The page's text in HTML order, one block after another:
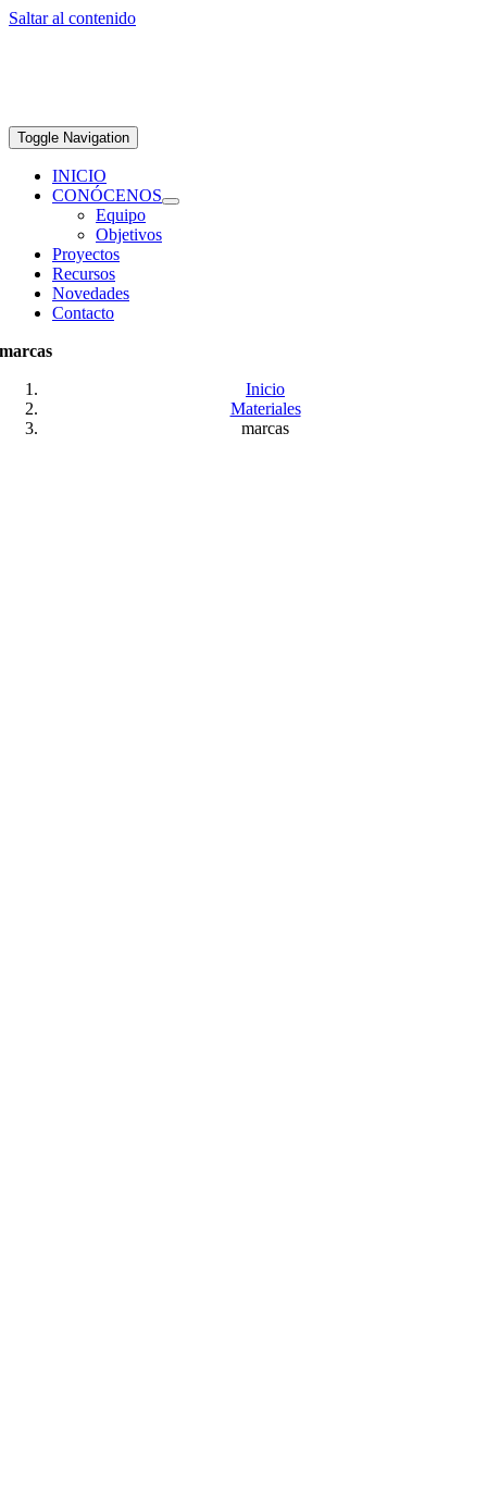
Saltar al contenido
Toggle Navigation
INICIO
CONÓCENOS
Equipo
Objetivos
Proyectos
Recursos
Novedades
Contacto
marcas
Inicio
Materiales
marcas